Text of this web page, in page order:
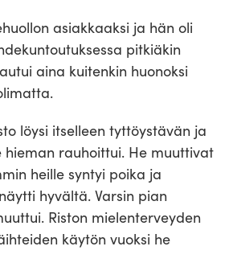
asiakkaaksi ja hän oli
pitkiäkin
aina kuitenkin huonoksi
löysi itselleen tyttöystävän ja
rauhoittui. He muuttivat
heille syntyi poika ja
hyvältä. Varsin pian
Riston mielenterveyden
käytön vuoksi he